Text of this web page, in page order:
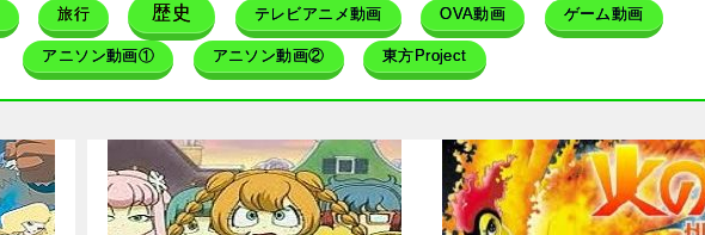
旅行 歴史 テレビアニメ動画 OVA動画 ゲーム動画
アニソン動画① アニソン動画② 東方Project